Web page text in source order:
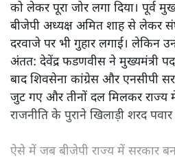
को लेकर पूरा जोर लगा दिया। पूर्व
बीजेपी अध्यक्ष अमित शाह से लेकर
दरवाजे पर भी गुहार लगाई। लेकिन
अंतत: देवेंद्र फडणवीस ने मुख्यमंत्री
बाद शिवसेना कांग्रेस और एनसीपी
जुट गए और तीनों दल मिलकर राज्य
राजनीति के पुराने खिलाड़ी शरद पवार
ऐसे में जब बीजेपी राज्य में सरकार